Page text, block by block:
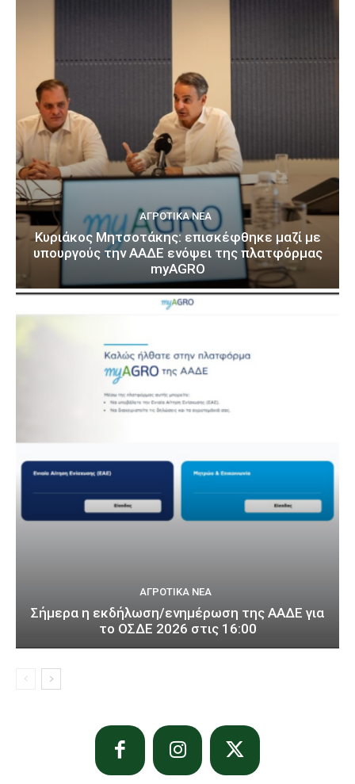
ΑΓΡΟΤΙΚΆ ΝΈΑ
Κυριάκος Μητσοτάκης: επισκέφθηκε μαζί με
υπουργούς την ΑΑΔΕ ενόψει της πλατφόρμας
myAGRO
ΑΓΡΟΤΙΚΆ ΝΈΑ
Σήμερα η εκδήλωση/ενημέρωση της ΑΑΔΕ για
το ΟΣΔΕ 2026 στις 16:00